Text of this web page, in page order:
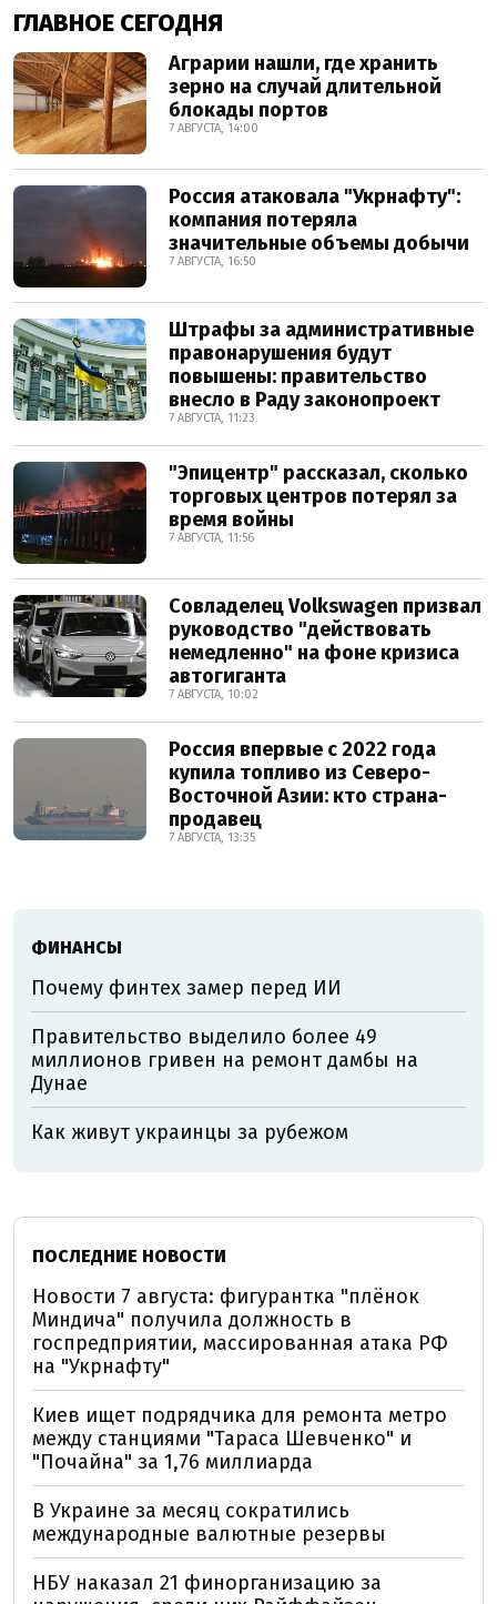
ГЛАВНОЕ СЕГОДНЯ
Аграрии нашли, где хранить
зерно на случай длительной
блокады портов
7 АВГУСТА, 14:00
Россия атаковала "Укрнафту":
компания потеряла
значительные объемы добычи
7 АВГУСТА, 16:50
Штрафы за административные
правонарушения будут
повышены: правительство
внесло в Раду законопроект
7 АВГУСТА, 11:23
"Эпицентр" рассказал, сколько
торговых центров потерял за
время войны
7 АВГУСТА, 11:56
Совладелец Volkswagen призвал
руководство "действовать
немедленно" на фоне кризиса
автогиганта
7 АВГУСТА, 10:02
Россия впервые с 2022 года
купила топливо из Северо-
Восточной Азии: кто страна-
продавец
7 АВГУСТА, 13:35
ФИНАНСЫ
Почему финтех замер перед ИИ
Правительство выделило более 49
миллионов гривен на ремонт дамбы на
Дунае
Как живут украинцы за рубежом
ПОСЛЕДНИЕ НОВОСТИ
Новости 7 августа: фигурантка "плёнок
Миндича" получила должность в
госпредприятии, массированная атака РФ
на "Укрнафту"
Киев ищет подрядчика для ремонта метро
между станциями "Тараса Шевченко" и
"Почайна" за 1,76 миллиарда
В Украине за месяц сократились
международные валютные резервы
НБУ наказал 21 финорганизацию за